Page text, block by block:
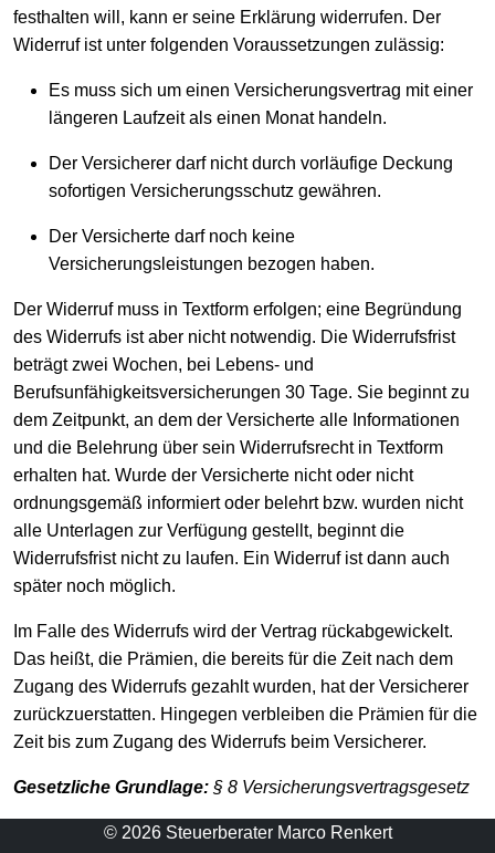
festhalten will, kann er seine Erklärung widerrufen. Der
Widerruf ist unter folgenden Voraussetzungen zulässig:
Es muss sich um einen Versicherungsvertrag mit einer
längeren Laufzeit als einen Monat handeln.
Der Versicherer darf nicht durch vorläufige Deckung
sofortigen Versicherungsschutz gewähren.
Der Versicherte darf noch keine
Versicherungsleistungen bezogen haben.
Der Widerruf muss in Textform erfolgen; eine Begründung
des Widerrufs ist aber nicht notwendig. Die Widerrufsfrist
beträgt zwei Wochen, bei Lebens- und
Berufsunfähigkeitsversicherungen 30 Tage. Sie beginnt zu
dem Zeitpunkt, an dem der Versicherte alle Informationen
und die Belehrung über sein Widerrufsrecht in Textform
erhalten hat. Wurde der Versicherte nicht oder nicht
ordnungsgemäß informiert oder belehrt bzw. wurden nicht
alle Unterlagen zur Verfügung gestellt, beginnt die
Widerrufsfrist nicht zu laufen. Ein Widerruf ist dann auch
später noch möglich.
Im Falle des Widerrufs wird der Vertrag rückabgewickelt.
Das heißt, die Prämien, die bereits für die Zeit nach dem
Zugang des Widerrufs gezahlt wurden, hat der Versicherer
zurückzuerstatten. Hingegen verbleiben die Prämien für die
Zeit bis zum Zugang des Widerrufs beim Versicherer.
Gesetzliche Grundlage: § 8 Versicherungsvertragsgesetz
© 2026 Steuerberater Marco Renkert